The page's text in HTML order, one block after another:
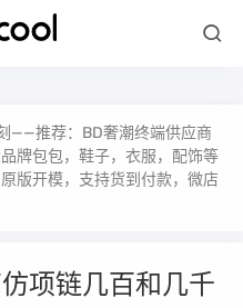
——推荐：BD奢潮终端供应商
牌包包，鞋子，衣服，配饰等
版开模，支持货到付款，微店
项链几百和几千